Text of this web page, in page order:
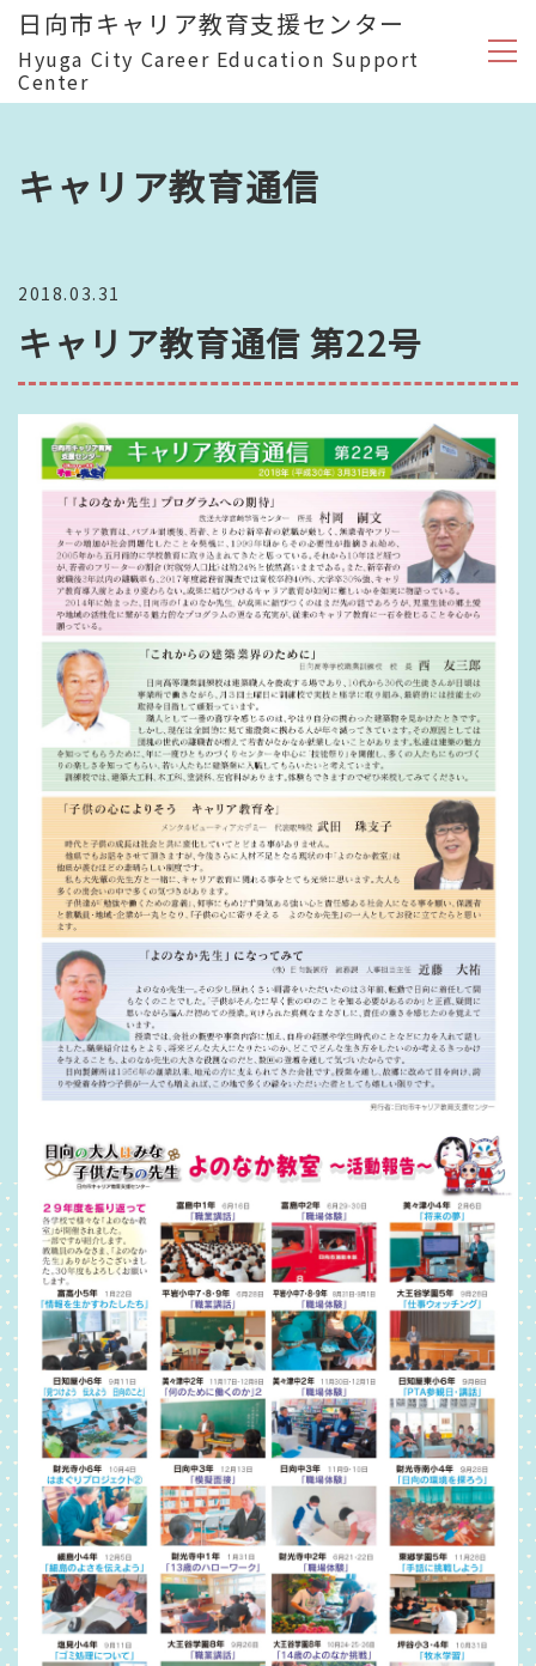
日向市キャリア教育支援センター
Hyuga City Career Education Support
Center
キャリア教育通信
2018.03.31
キャリア教育通信 第22号